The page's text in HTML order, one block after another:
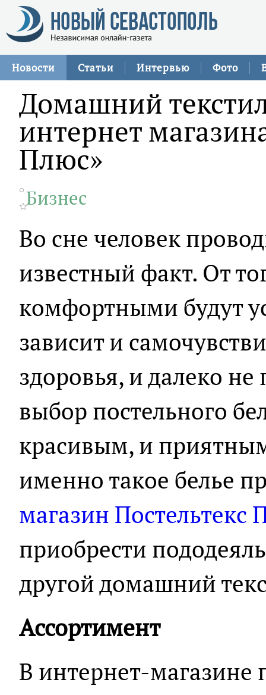
Новости Статьи Интервью Фото
Домашний
интернет
Плюс»
Бизнес
Во сне человек
известный факт. От
комфортными будут
зависит и
здоровья, и далеко
выбор постельного
красивым, и
именно такое белье
магазин Постельтекс
приобрести
другой домашний
Ассортимент
В интернет-магазине